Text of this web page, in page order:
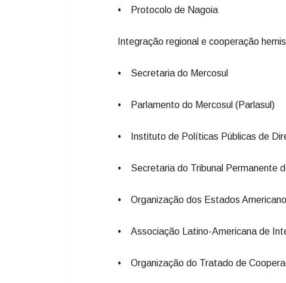
• Protocolo de Nagoia
Integração regional e cooperação
• Secretaria do Mercosul
• Parlamento do Mercosul (Parlasul)
• Instituto de Políticas Públicas de
• Secretaria do Tribunal Permanente
• Organização dos Estados
• Associação Latino-Americana de
• Organização do Tratado de